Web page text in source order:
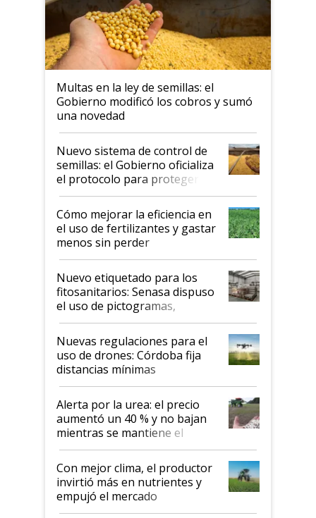
Multas en la ley de semillas: el
Gobierno modificó los cobros y sumó
una novedad
Nuevo sistema de control de
semillas: el Gobierno oficializa
el protocolo para proteger la
propiedad intelectual
Cómo mejorar la eficiencia en
el uso de fertilizantes y gastar
menos sin perder
productividad en la campaña
fina
Nuevo etiquetado para los
fitosanitarios: Senasa dispuso
el uso de pictogramas,
palabras de advertencia e
indicaciones
Nuevas regulaciones para el
uso de drones: Córdoba fija
distancias mínimas
Alerta por la urea: el precio
aumentó un 40 % y no bajan
mientras se mantiene el
conflicto en Medio Oriente
Con mejor clima, el productor
invirtió más en nutrientes y
empujó el mercado